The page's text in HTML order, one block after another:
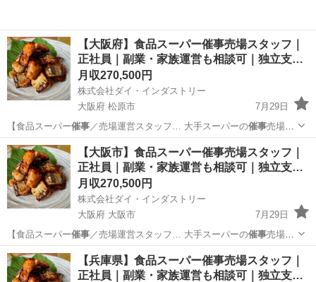
【大阪府】食品スーパー催事売場スタッフ｜
正社員｜副業・家族運営も相談可｜独立支…
月収270,500円
株式会社ダイ・インダストリー
大阪府 松原市
7月29日
【食品スーパー催事 ／売場運営スタッフ… 大手スーパーの催事売場で
海産物・珍味… など大手スーパーの催事売場で、 海産物…
大阪 松原市 販売 催事
【大阪市】食品スーパー催事売場スタッフ｜
正社員｜副業・家族運営も相談可｜独立支…
月収270,500円
株式会社ダイ・インダストリー
大阪府 大阪市
7月29日
【食品スーパー催事 ／売場運営スタッフ… 大手スーパーの催事売場で
海産物・珍味… など大手スーパーの催事売場で、 海産物…
大阪 大阪市 販売 催事
【兵庫県】食品スーパー催事売場スタッフ｜
正社員｜副業・家族運営も相談可｜独立支…